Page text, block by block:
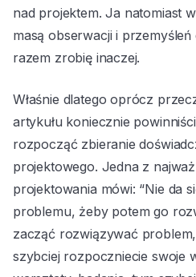
nad projektem. Ja natomiast
masą obserwacji i
razem zrobię inaczej.
Właśnie dlatego oprócz
artykułu koniecznie
rozpocząć zbieranie
projektowego. Jedna z
projektowania mówi: “Nie da
problemu, żeby potem go
zacząć rozwiązywać
szybciej rozpoczniecie swoje